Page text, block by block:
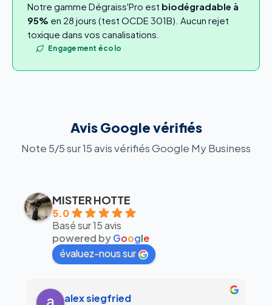
Notre gamme Dégraiss'Pro est biodégradable à
95% en 28 jours (test OCDE 301B). Aucun rejet
toxique dans vos canalisations.
Engagement écolo
Avis Google vérifiés
Note 5/5 sur 15 avis vérifiés Google My Business
MISTER HOTTE
5.0
Basé sur 15 avis
powered byGoogle
évaluez-nous sur
alex siegfried